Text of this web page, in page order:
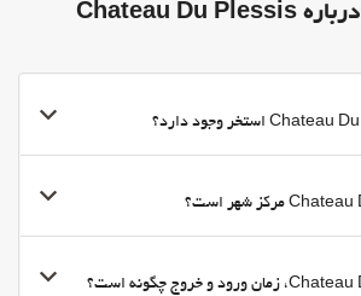
سوال‌های متداول درباره Chateau Du Plessis